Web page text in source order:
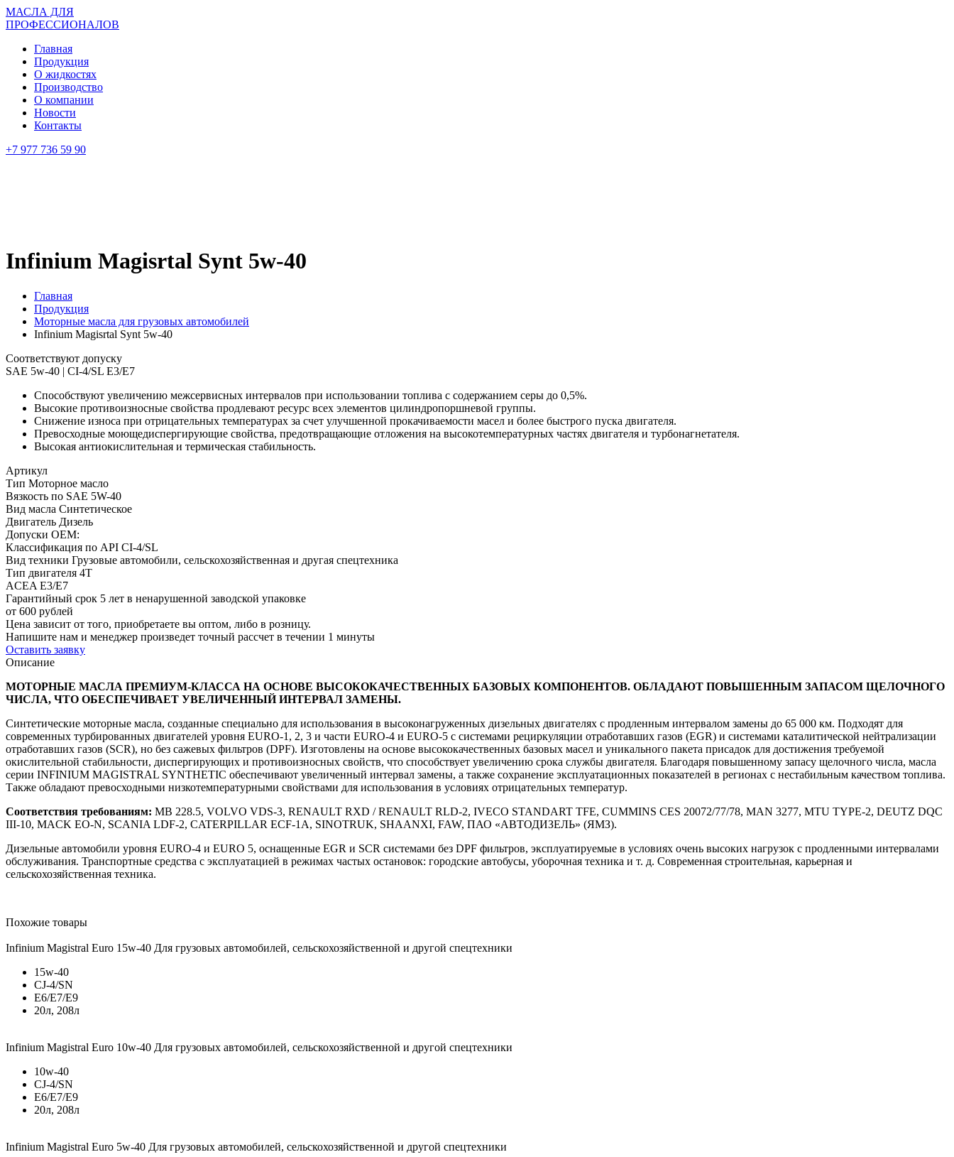
МАСЛА ДЛЯ
ПРОФЕССИОНАЛОВ
Главная
Продукция
О жидкостях
Производство
О компании
Новости
Контакты
+7 977 736 59 90
Infinium Magisrtal Synt 5w-40
Главная
Продукция
Моторные масла для грузовых автомобилей
Infinium Magisrtal Synt 5w-40
Соответствуют допуску
SAE 5w-40 | CI-4/SL E3/E7
Способствуют увеличению межсервисных интервалов при использовании топлива с содержанием серы до 0,5%.
Высокие противоизносные свойства продлевают ресурс всех элементов цилиндропоршневой группы.
Снижение износа при отрицательных температурах за счет улучшенной прокачиваемости масел и более быстрого пуска двигателя.
Превосходные моющедиспергирующие свойства, предотвращающие отложения на высокотемпературных частях двигателя и турбонагнетателя.
Высокая антиокислительная и термическая стабильность.
Артикул
Тип Mоторное масло
Вязкость по SAE 5W-40
Вид масла Cинтетическое
Двигатель Дизель
Допуски OEM:
Классификация по API CI-4/SL
Вид техники Грузовые автомобили, сельскохозяйственная и другая спецтехника
Тип двигателя 4Т
ACEA Е3/Е7
Гарантийный срок 5 лет в ненарушенной заводской упаковке
от 600 рублей
Цена зависит от того, приобретаете вы оптом, либо в розницу.
Напишите нам и менеджер произведет точный рассчет в течении 1 минуты
Оставить заявку
Описание
МОТОРНЫЕ МАСЛА ПРЕМИУМ-КЛАССА НА ОСНОВЕ ВЫСОКОКАЧЕСТВЕННЫХ БАЗОВЫХ КОМПОНЕНТОВ. ОБЛАДАЮТ ПОВЫШЕННЫМ ЗАПАСОМ ЩЕЛОЧНОГО
ЧИСЛА, ЧТО ОБЕСПЕЧИВАЕТ УВЕЛИЧЕННЫЙ ИНТЕРВАЛ ЗАМЕНЫ.
Cинтетические моторные масла, созданные специально для использования в высоконагруженных дизельных двигателях с продленным интервалом замены до 65 000 км. Подходят для
современных турбированных двигателей уровня EURO-1, 2, 3 и части EURO-4 и EURO-5 с системами рециркуляции отработавших газов (EGR) и системами каталитической нейтрализации
отработавших газов (SCR), но без сажевых фильтров (DPF). Изготовлены на основе высококачественных базовых масел и уникального пакета присадок для достижения требуемой
окислительной стабильности, диспергирующих и противоизносных свойств, что способствует увеличению срока службы двигателя. Благодаря повышенному запасу щелочного числа, масла
серии INFINIUM MAGISTRAL SYNTHETIC обеспечивают увеличенный интервал замены, а также сохранение эксплуатационных показателей в регионах с нестабильным качеством топлива.
Также обладают превосходными низкотемпературными свойствами для использования в условиях отрицательных температур.
Cоответствия требованиям: MB 228.5, VOLVO VDS-3, RENAULT RXD / RENAULT RLD-2, IVECO STANDART TFE, CUMMINS CES 20072/77/78, MAN 3277, MTU TYPE-2, DEUTZ DQC
III-10, MACK EO-N, SCANIA LDF-2, CATERPILLAR ECF-1A, SINOTRUK, SHAANXI, FAW, ПАО «АВТОДИЗЕЛЬ» (ЯМЗ).
Дизельные автомобили уровня EURO-4 и EURO 5, оснащенные EGR и SCR системами без DPF фильтров, эксплуатируемые в условиях очень высоких нагрузок с продленными интервалами
обслуживания. Транспортные средства с эксплуатацией в режимах частых остановок: городские автобусы, уборочная техника и т. д. Современная строительная, карьерная и
сельскохозяйственная техника.
Похожие товары
Infinium Magistral Euro 15w-40 Для грузовых автомобилей, сельскохозяйственной и другой спецтехники
15w-40
CJ-4/SN
E6/E7/E9
20л, 208л
Infinium Magistral Euro 10w-40 Для грузовых автомобилей, сельскохозяйственной и другой спецтехники
10w-40
CJ-4/SN
E6/E7/E9
20л, 208л
Infinium Magistral Euro 5w-40 Для грузовых автомобилей, сельскохозяйственной и другой спецтехники